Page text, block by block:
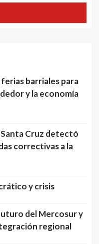
barriales para
y la economía
Cruz detectó
correctivas a la
y crisis
del Mercosur y
regional